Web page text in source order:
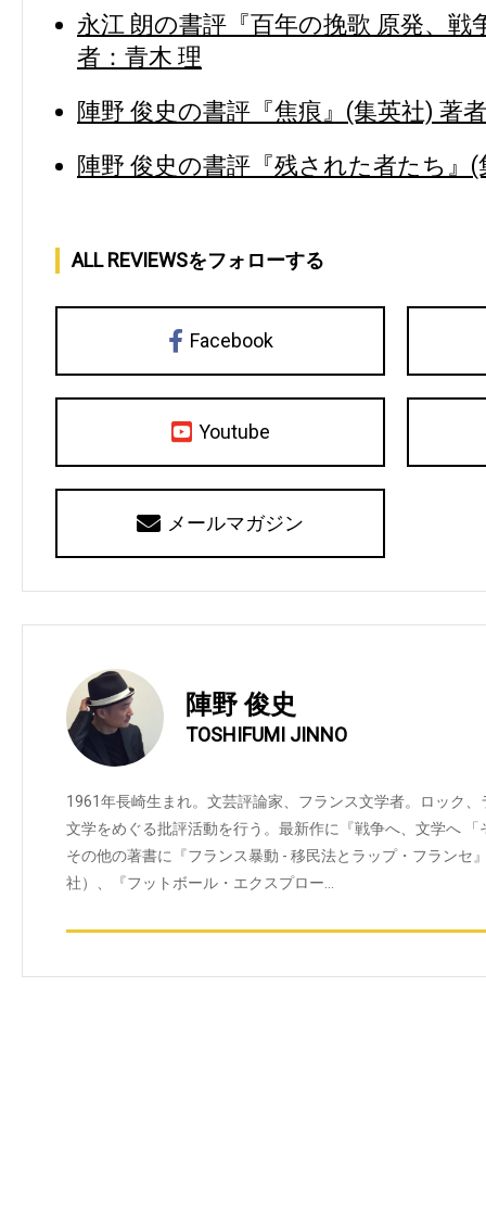
永江 朗の書評『百年の挽歌 原発、戦
者：青木 理
陣野 俊史の書評『焦痕』(集英社) 著
陣野 俊史の書評『残された者たち』
ALL REVIEWSをフォローする
Facebook
Youtube
メールマガジン
陣野 俊史
TOSHIFUMI JINNO
1961年長崎生まれ。文芸評論家、フランス文学者。ロック
文学をめぐる批評活動を行う。最新作に『戦争へ、文学へ
その他の著書に『フランス暴動 - 移民法とラップ・フランセ
社）、『フットボール・エクスプロー…